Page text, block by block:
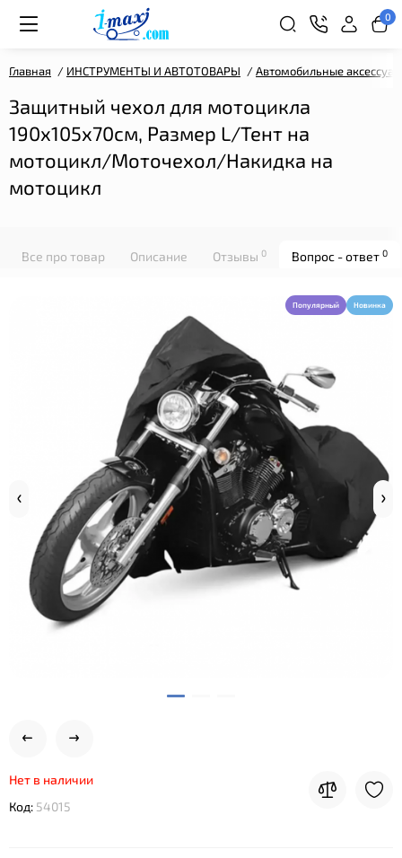
0
Главная ИНСТРУМЕНТЫ И АВТОТОВАРЫ Автомобильные
Защитный чехол для мотоцикла
190х105х70см, Размер L/Тент на
мотоцикл/Моточехол/Накидка на
мотоцикл
Все про товар Описание Отзывы 0 Вопрос - ответ 0
Популярный Новинка
Нет в наличии
Код: 54015